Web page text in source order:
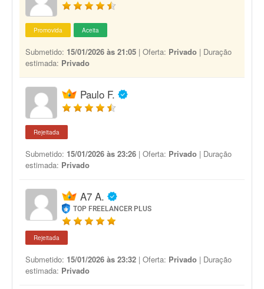
Promovida Aceita
Submetido: 15/01/2026 às 21:05 | Oferta: Privado | Duração
estimada: Privado
Paulo F.
Rejeitada
Submetido: 15/01/2026 às 23:26 | Oferta: Privado | Duração
estimada: Privado
A7 A.
TOP FREELANCER PLUS
Rejeitada
Submetido: 15/01/2026 às 23:32 | Oferta: Privado | Duração
estimada: Privado